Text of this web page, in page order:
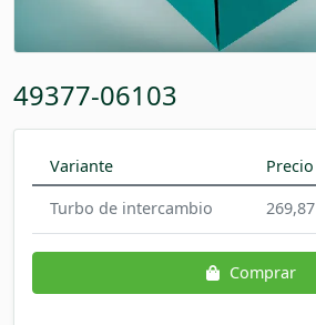
49377-06103
Variante
Precio
Turbo de intercambio
Comprar